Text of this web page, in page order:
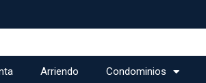
Arriendo Condominios